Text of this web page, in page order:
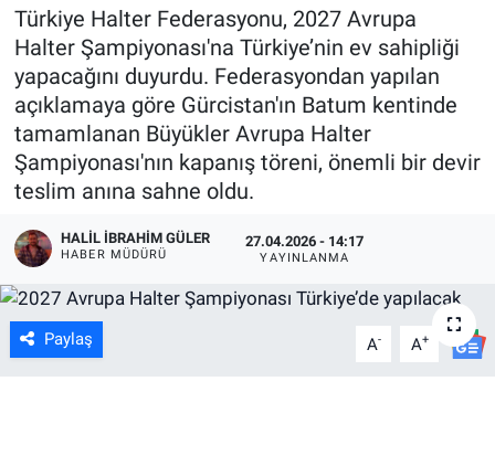
Türkiye Halter Federasyonu, 2027 Avrupa
Halter Şampiyonası'na Türkiye’nin ev sahipliği
yapacağını duyurdu. Federasyondan yapılan
açıklamaya göre Gürcistan'ın Batum kentinde
tamamlanan Büyükler Avrupa Halter
Şampiyonası'nın kapanış töreni, önemli bir devir
teslim anına sahne oldu.
HALIL İBRAHIM GÜLER
HABER MÜDÜRÜ
27.04.2026 - 14:17
YAYINLANMA
Paylaş A- A+